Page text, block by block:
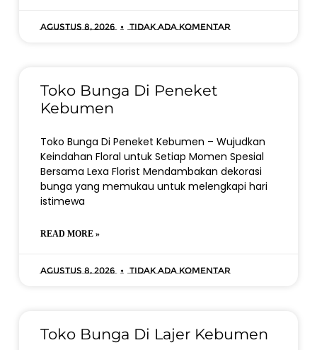
Agustus 8, 2026 Tidak ada komentar
Toko Bunga Di Peneket
Kebumen
Toko Bunga Di Peneket Kebumen – Wujudkan
Keindahan Floral untuk Setiap Momen Spesial
Bersama Lexa Florist Mendambakan dekorasi
bunga yang memukau untuk melengkapi hari
istimewa
READ MORE »
Agustus 8, 2026 Tidak ada komentar
Toko Bunga Di Lajer Kebumen